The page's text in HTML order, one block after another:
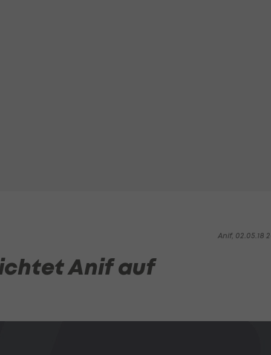
Anif, 02.05.18
Anif auf